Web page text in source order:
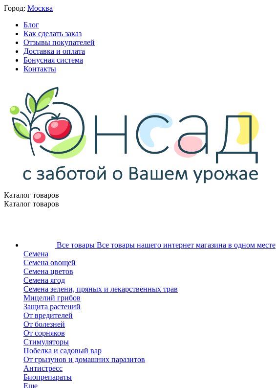
Город: Москва
Блог
Как сделать заказ
Отзывы покупателей
Доставка и оплата
Бонусная система
Контакты
Каталог товаров
Каталог товаров
Все товары Все товары нашего интернет магазина в одном месте
Семена
Семена овощей
Семена цветов
Семена ягод
Семена зелени, пряных и лекарственных трав
Мицелий грибов
Защита растений
От вредителей
От болезней
От сорняков
Стимуляторы
Побелка и садовый вар
От грызунов и домашних паразитов
Антистресс
Биопрепараты
Еще